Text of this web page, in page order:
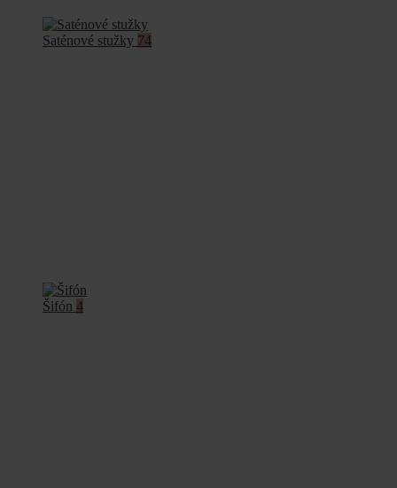
Saténové stužky 74
Šifón 4